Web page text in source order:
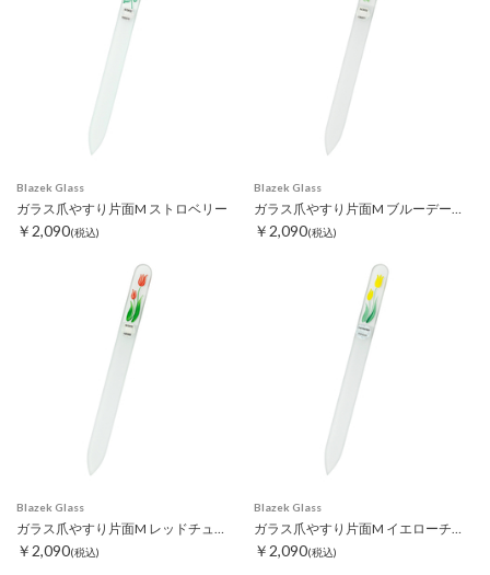
Blazek Glass
ガラス爪やすり片面M ストロベリー
￥2,090(税込)
Blazek Glass
ガラス爪やすり片面M ブルーデージー
￥2,090(税込)
Blazek Glass
￥2,090(税込)
Blazek Glass
￥2,090(税込)